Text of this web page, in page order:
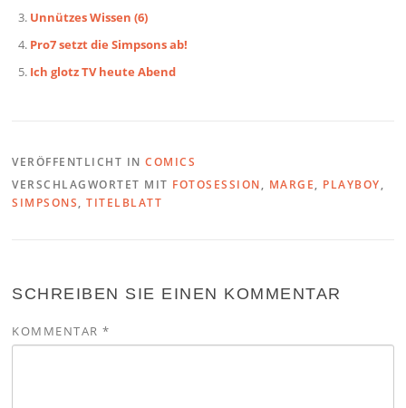
Unnützes Wissen (6)
Pro7 setzt die Simpsons ab!
Ich glotz TV heute Abend
VERÖFFENTLICHT INCOMICS
VERSCHLAGWORTET MIT FOTOSESSION, MARGE, PLAYBOY,
SIMPSONS,TITELBLATT
SCHREIBEN SIE EINEN KOMMENTAR
KOMMENTAR*